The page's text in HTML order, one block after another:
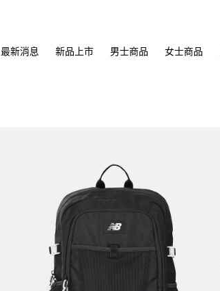
最新消息 新品上市 男士商品 女士商品